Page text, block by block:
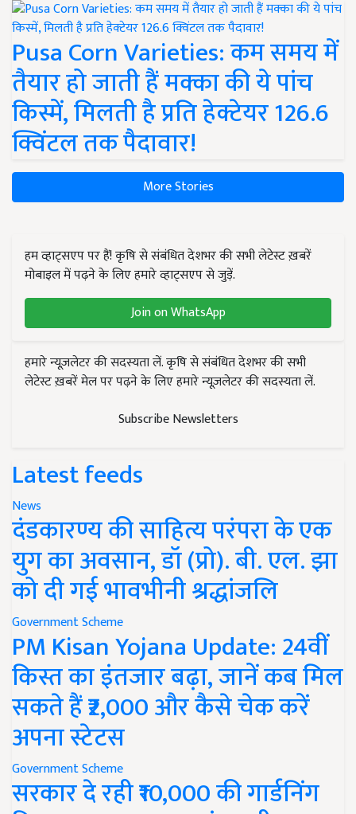
Pusa Corn Varieties: कम समय में
तैयार हो जाती हैं मक्का की ये पांच
किस्में, मिलती है प्रति हेक्टेयर 126.6
क्विंटल तक पैदावार!
More Stories
हम व्हाट्सएप पर हैं! कृषि से संबंधित देशभर की सभी लेटेस्ट ख़बरें
मोबाइल में पढ़ने के लिए हमारे व्हाट्सएप से जुड़ें.
Join on WhatsApp
हमारे न्यूज़लेटर की सदस्यता लें. कृषि से संबंधित देशभर की सभी
लेटेस्ट ख़बरें मेल पर पढ़ने के लिए हमारे न्यूज़लेटर की सदस्यता लें.
Subscribe Newsletters
Latest feeds
News
दंडकारण्य की साहित्य परंपरा के एक
युग का अवसान, डॉ (प्रो). बी. एल. झा
को दी गई भावभीनी श्रद्धांजलि
Government Scheme
PM Kisan Yojana Update: 24वीं
किस्त का इंतजार बढ़ा, जानें कब मिल
सकते हैं ₹2,000 और कैसे चेक करें
अपना स्टेटस
Government Scheme
सरकार दे रही ₹10,000 की गार्डनिंग